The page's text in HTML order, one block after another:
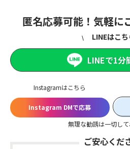
匿名応募可能！気軽に
Instagramはこちら
Instagram DMで応募
無理な勧誘は一切し
LINEはこち
LINEで1分
ご安心くだ